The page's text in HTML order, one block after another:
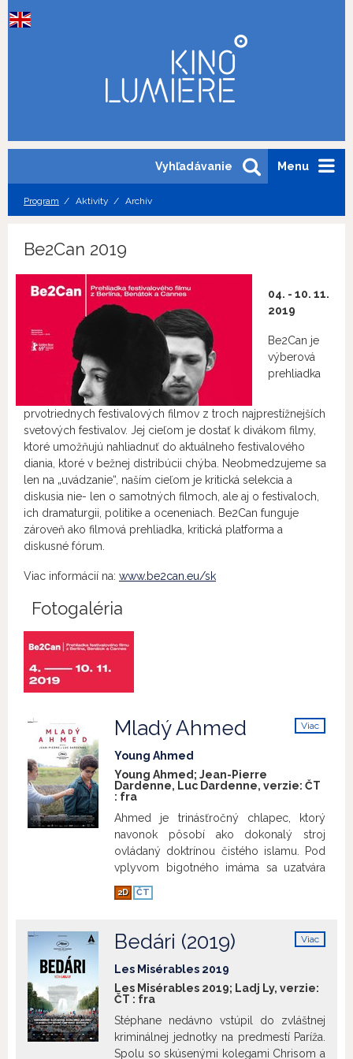
Menu
Vyhľadávanie
Program Aktivity Archív
Be2Can 2019
04. - 10. 11.
2019
Be2Can je
výberová
prehliadka
prvotriednych festivalových filmov z troch najprestížnejších
svetových festivalov. Jej cieľom je dostať k divákom filmy,
ktoré umožňujú nahliadnuť do aktuálneho festivalového
diania, ktoré v bežnej distribúcii chýba. Neobmedzujeme sa
len na „uvádzanie“, naším cieľom je kritická selekcia a
diskusia nie- len o samotných filmoch, ale aj o festivaloch,
ich dramaturgii, politike a oceneniach. Be2Can funguje
zároveň ako filmová prehliadka, kritická platforma a
diskusné fórum.
Viac informácií na: www.be2can.eu/sk
Fotogaléria
Viac
Mladý Ahmed
Young Ahmed
Young Ahmed; Jean-Pierre
Dardenne, Luc Dardenne, verzie: ČT
: fra
Ahmed je trinásťročný chlapec, ktorý
navonok pôsobí ako dokonalý stroj
ovládaný doktrínou čistého islamu. Pod
vplyvom bigotného imáma sa uzatvára
do ideologickej ulity. Život v liberálnej
belgickej spoločnosti sa pre neho mení
projektuje predovšetkým do osoby
priateľskej a otvorenej učiteľky. Fanatická
viera dovedie Ahmeda až ku krajnému
činu. Bratia Dardennovci, majstri
sociálneho realizmu, vo svojom novom
filme skúmajú, ako hlboko pod nánosom
náboženskej doktríny sa ukrýva ľudskosť
a čo môže zvrátiť náboženský fanatizmus
2D ČT
Viac
Bedári (2019)
Les Misérables 2019
Les Misérables 2019; Ladj Ly, verzie:
ČT : fra
Stéphane nedávno vstúpil do zvláštnej
kriminálnej jednotky na predmestí Paríža.
Spolu so skúsenými kolegami Chrisom a